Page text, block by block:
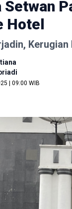
Setwan
Hotel
| 09:00 WIB